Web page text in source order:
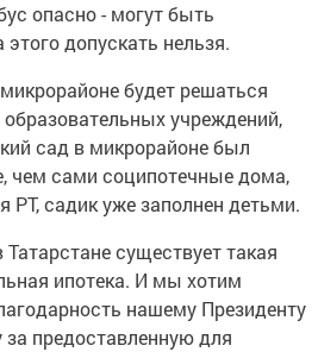
опасно - могут быть
допускать нельзя.
будет решаться
учреждений,
сад в микрорайоне был
чем сами соципотечные дома,
садик уже заполнен детьми.
существует такая
ипотека. И мы хотим
нашему Президенту
предоставленную для